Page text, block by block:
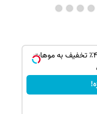
شامپو جلبک اسپیرولینارو با ۴۵٪ تخفیف به موهات